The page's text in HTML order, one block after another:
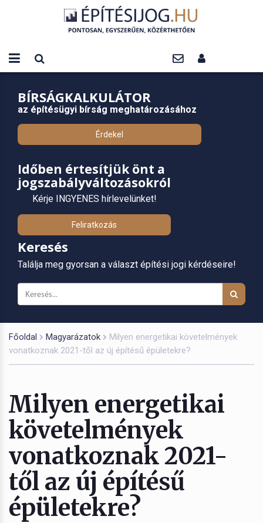
BÍRSÁGKALKULÁTOR
az építésügyi bírság meghatározásához
Érdekel
Időben értesítjük önt a
jogszabályváltozásokról
Kérje INGYENES hírlevelünket!
Feliratkozás
Keresés
Találja meg gyorsan a választ építési jogi kérdéseire!
Főoldal Magyarázatok
Milyen energetikai követelmények
vonatkoznak 2021-től az új építésű épületekre?
Milyen energetikai
követelmények
vonatkoznak 2021-
től az új építésű
épületekre?